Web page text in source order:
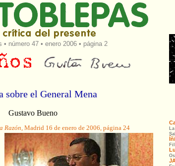
• número 47 • enero 2006 • página 2
sobre el General Mena
Gustavo Bueno
Razón, Madrid 16 de enero de 2006, página 24